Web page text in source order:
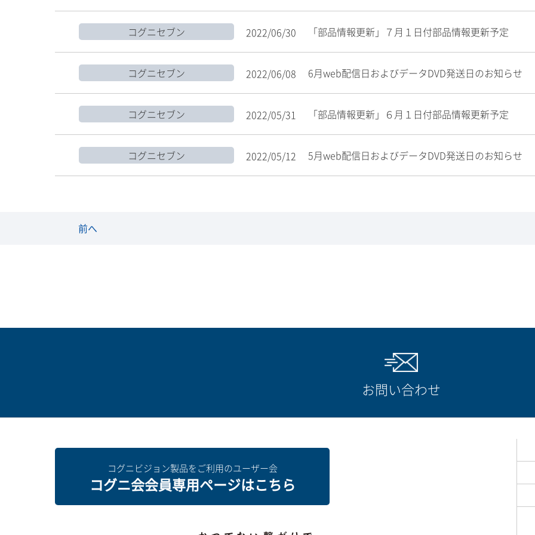
コグニセブン 2022/06/30 「部品情報更新」７月１日付部品情報更新予定
コグニセブン 2022/06/08 6月web配信日およびデータDVD発送日のお知らせ
コグニセブン 2022/05/31 「部品情報更新」６月１日付部品情報更新予定
コグニセブン 2022/05/12 5月web配信日およびデータDVD発送日のお知らせ
前へ
お問い合わせ
コグニビジョン製品をご利用のユーザー会
コグニ会会員専用ページはこちら